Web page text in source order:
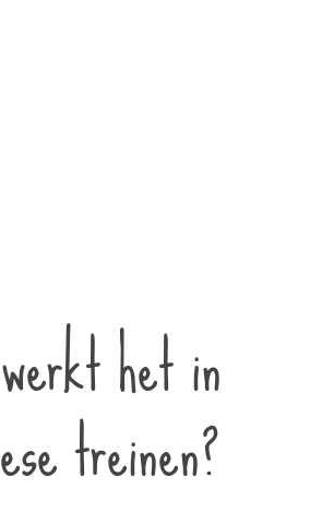
het in
treinen?